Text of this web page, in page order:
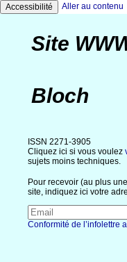
Accessibilité Aller au contenu
Site
Bloch
ISSN 2271-3905
Cliquez ici si vous voulez
sujets moins techniques.
Pour recevoir (au plus
site, indiquez ici votre
Conformité de l’infolettre